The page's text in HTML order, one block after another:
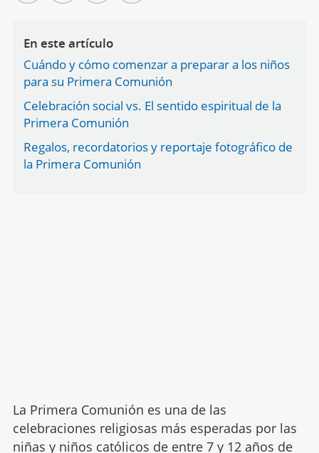
En este artículo
Cuándo y cómo comenzar a preparar a los niños
para su Primera Comunión
Celebración social vs. El sentido espiritual de la
Primera Comunión
Regalos, recordatorios y reportaje fotográfico de
la Primera Comunión
La Primera Comunión es una de las
celebraciones religiosas más esperadas por las
niñas y niños católicos de entre 7 y 12 años de